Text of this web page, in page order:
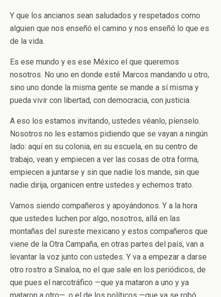
Y que los ancianos sean saludados y respetados como
alguien que nos enseñó el camino y nos enseñó lo que es
de la vida.
Es ese mundo y es ese México el que queremos
nosotros. No uno en donde esté Marcos mandando u otro,
sino uno donde la misma gente se mande a sí misma y
pueda vivir con libertad, con democracia, con justicia.
A eso los estamos invitando, ustedes véanlo, píenselo.
Nosotros no les estamos pidiendo que se vayan a ningún
lado: aquí en su colonia, en su escuela, en su centro de
trabajo, vean y empiecen a ver las cosas de otra forma,
empiecen a juntarse y sin que nadie los mande, sin que
nadie dirija, organicen entre ustedes y echemos trato.
Vamos siendo compañeros y apoyándonos. Y a la hora
que ustedes luchen por algo, nosotros, allá en las
montañas del sureste mexicano y estos compañeros que
viene de la Otra Campaña, en otras partes del país, van a
levantar la voz junto con ustedes. Y va a empezar a darse
otro rostro a Sinaloa, no el que sale en los periódicos, de
que pues el narcotráfico —que ya mataron a uno y ya